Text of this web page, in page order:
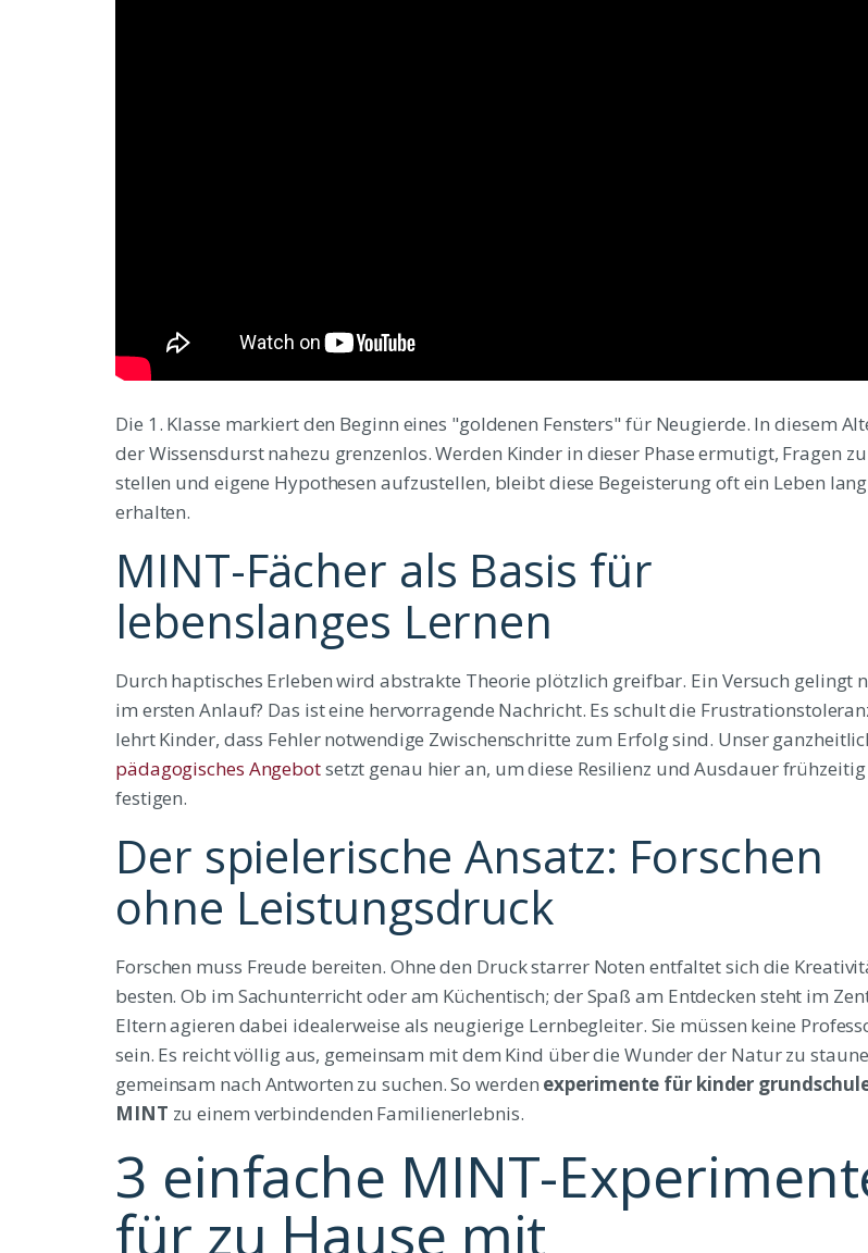
Die 1. Klasse markiert den Beginn eines "goldenen Fensters" für Neugierde. In diesem
der Wissensdurst nahezu grenzenlos. Werden Kinder in dieser Phase ermutigt, Fragen zu
stellen und eigene Hypothesen aufzustellen, bleibt diese Begeisterung oft ein Leben lang
erhalten.
MINT-Fächer als Basis für
lebenslanges Lernen
Durch haptisches Erleben wird abstrakte Theorie plötzlich greifbar. Ein Versuch gelingt
im ersten Anlauf? Das ist eine hervorragende Nachricht. Es schult die
lehrt Kinder, dass Fehler notwendige Zwischenschritte zum Erfolg sind. Unser
pädagogisches Angebotsetzt genau hier an, um diese Resilienz und Ausdauer frühzeitig
festigen.
Der spielerische Ansatz: Forschen
ohne Leistungsdruck
Forschen muss Freude bereiten. Ohne den Druck starrer Noten entfaltet sich die
besten. Ob im Sachunterricht oder am Küchentisch; der Spaß am Entdecken steht im
Eltern agieren dabei idealerweise als neugierige Lernbegleiter. Sie müssen keine
sein. Es reicht völlig aus, gemeinsam mit dem Kind über die Wunder der Natur zu
gemeinsam nach Antworten zu suchen. So werden experimente für kinder
MINT zu einem verbindenden Familienerlebnis.
3 einfache MINT-
für zu Hause mit